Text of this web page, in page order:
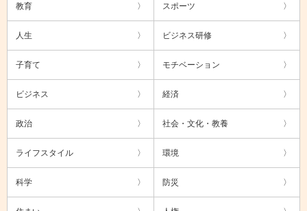
教育 スポーツ
人生 ビジネス研修
子育て モチベーション
ビジネス 経済
政治 社会・文化・教養
ライフスタイル 環境
科学 防災